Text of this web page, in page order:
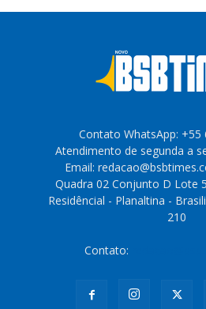
Contato WhatsApp: +55
Atendimento de segunda a
Email:
Quadra 02 Conjunto D Lote
Residêncial - Planaltina -
210
Contato: